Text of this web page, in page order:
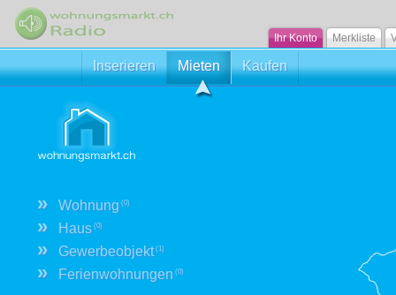
Ihr Konto Merkliste
Inserieren Mieten Kaufen
» Wohnung (0)
» Haus (0)
» Gewerbeobjekt(1)
» Ferienwohnungen (0)